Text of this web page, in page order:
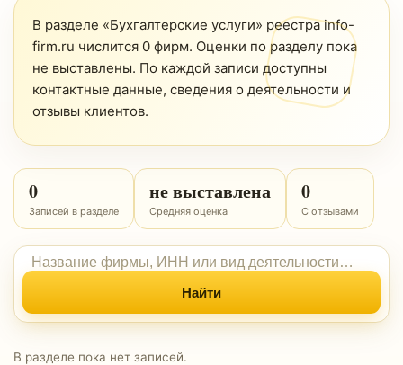
В разделе «Бухгалтерские услуги» реестра info-
firm.ru числится 0 фирм. Оценки по разделу пока
не выставлены. По каждой записи доступны
контактные данные, сведения о деятельности и
отзывы клиентов.
Записей в разделе
0
Средняя оценка
не выставлена
С отзывами
0
Найти
В разделе пока нет записей.